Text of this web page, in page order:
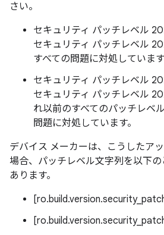
さい。
セキュリティ パッチレベル
セキュリティ パッチレベル
すべての問題に対処しています
セキュリティ パッチレベル
セキュリティ パッチレベル
れ以前のすべてのパッチレベ
問題に対処しています。
デバイス メーカーは、こうしたア
場合、パッチレベル文字列を以下
あります。